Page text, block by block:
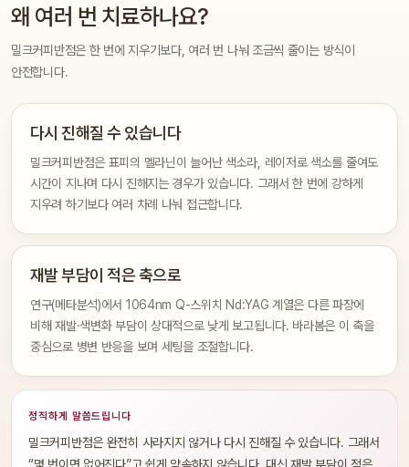
왜 여러 번 치료하나요?
밀크커피반점은 한 번에 지우기보다, 여러 번 나눠 조금씩 줄이는 방식이
안전합니다.
다시 진해질 수 있습니다
밀크커피반점은 표피의 멜라닌이 늘어난 색소라, 레이저로 색소를 줄여도
시간이 지나며 다시 진해지는 경우가 있습니다. 그래서 한 번에 강하게
지우려 하기보다 여러 차례 나눠 접근합니다.
재발 부담이 적은 축으로
연구(메타분석)에서 1064nm Q-스위치 Nd:YAG 계열은 다른 파장에
비해 재발·색변화 부담이 상대적으로 낮게 보고됩니다. 바라봄은 이 축을
중심으로 병변 반응을 보며 세팅을 조절합니다.
정직하게 말씀드립니다
밀크커피반점은 완전히 사라지지 않거나 다시 진해질 수 있습니다. 그래서
“몇 번이면 없어진다”고 쉽게 약속하지 않습니다. 대신 재발 부담이 적은